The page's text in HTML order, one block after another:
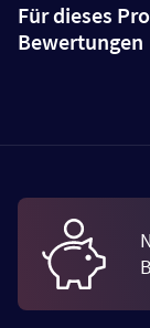
Für dieses
Bewertungen